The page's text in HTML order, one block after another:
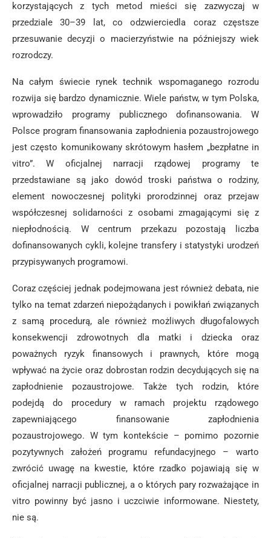
korzystających z tych metod mieści się zazwyczaj w
przedziale 30–39 lat, co odzwierciedla coraz częstsze
przesuwanie decyzji o macierzyństwie na późniejszy wiek
rozrodczy.
Na całym świecie rynek technik wspomaganego rozrodu
rozwija się bardzo dynamicznie. Wiele państw, w tym Polska,
wprowadziło programy publicznego dofinansowania. W
Polsce program finansowania zapłodnienia pozaustrojowego
jest często komunikowany skrótowym hasłem „bezpłatne in
vitro”. W oficjalnej narracji rządowej programy te
przedstawiane są jako dowód troski państwa o rodziny,
element nowoczesnej polityki prorodzinnej oraz przejaw
współczesnej solidarności z osobami zmagającymi się z
niepłodnością. W centrum przekazu pozostają liczba
dofinansowanych cykli, kolejne transfery i statystyki urodzeń
przypisywanych programowi.
Coraz częściej jednak podejmowana jest również debata, nie
tylko na temat zdarzeń niepożądanych i powikłań związanych
z samą procedurą, ale również możliwych długofalowych
konsekwencji zdrowotnych dla matki i dziecka oraz
poważnych ryzyk finansowych i prawnych, które mogą
wpływać na życie oraz dobrostan rodzin decydujących się na
zapłodnienie pozaustrojowe. Także tych rodzin, które
podejdą do procedury w ramach projektu rządowego
zapewniającego finansowanie zapłodnienia
pozaustrojowego. W tym kontekście – pomimo pozornie
pozytywnych założeń programu refundacyjnego – warto
zwrócić uwagę na kwestie, które rzadko pojawiają się w
oficjalnej narracji publicznej, a o których pary rozważające in
vitro powinny być jasno i uczciwie informowane. Niestety,
nie są.